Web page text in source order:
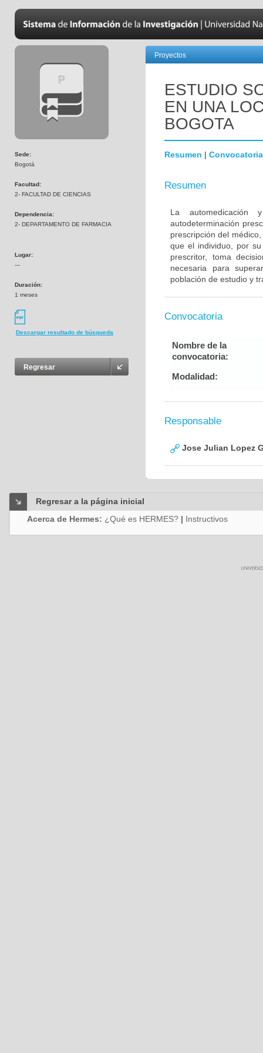
Sede:
Bogotá
Facultad:
2- FACULTAD DE CIENCIAS
Dependencia:
2- DEPARTAMENTO DE FARMACIA
Lugar:
---
Duración:
1 meses
Descargar resultado de búsqueda
Regresar
Proyectos
ESTUDIO
EN UNA
BOGOTA
Resumen | Convocatoria
Resumen
La automedicación
autodeterminación
prescripción del
que el individuo, por
prescritor, toma
necesaria para
población de estudio y
Convocatoria
Nombre de la
convocatoria:
Modalidad:
Responsable
Jose Julian Lopez
Regresar a la página inicial
Acerca de Hermes: ¿Qué es HERMES? | Instructivos